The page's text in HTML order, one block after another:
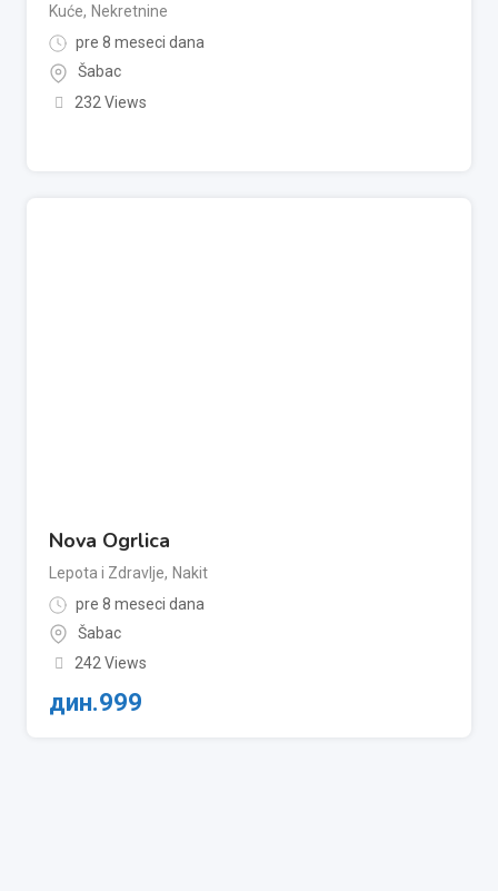
Kuće, Nekretnine
pre 8 meseci dana
Šabac
232 Views
Nova Ogrlica
Lepota i Zdravlje, Nakit
pre 8 meseci dana
Šabac
242 Views
дин.999